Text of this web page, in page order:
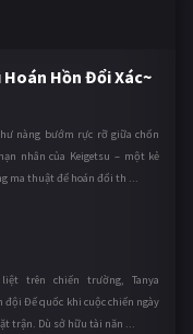
Hoán Hồn Đổi Xác~
nàng bướm rực rỡ giữa chốn
nhân của Keigetsu – một kẻ
ma thuật để hoán đổi th ...
trên chiến trường, Tanya
đội Đế quốc khi cuộc chiến ngày
trận. Dù sở hữu tài năn ...